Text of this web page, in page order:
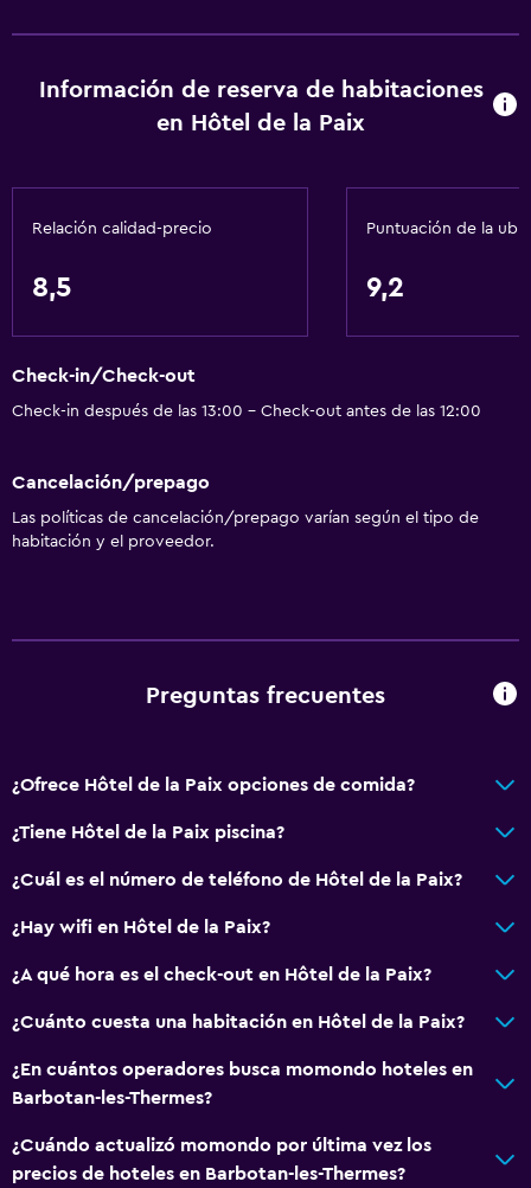
Información de reserva de habitaciones
en Hôtel de la Paix
Relación calidad-precio
8,5
Puntuación de la
9,2
Check-in/Check-out
Check-in después de las 13:00 - Check-out antes de las 12:00
Cancelación/prepago
Las políticas de cancelación/prepago varían según el tipo de
habitación y el proveedor.
Preguntas frecuentes
¿Ofrece Hôtel de la Paix opciones de comida?
¿Tiene Hôtel de la Paix piscina?
¿Cuál es el número de teléfono de Hôtel de la Paix?
¿Hay wifi en Hôtel de la Paix?
¿A qué hora es el check-out en Hôtel de la Paix?
¿Cuánto cuesta una habitación en Hôtel de la Paix?
¿En cuántos operadores busca momondo hoteles en
Barbotan-les-Thermes?
¿Cuándo actualizó momondo por última vez los
precios de hoteles en Barbotan-les-Thermes?